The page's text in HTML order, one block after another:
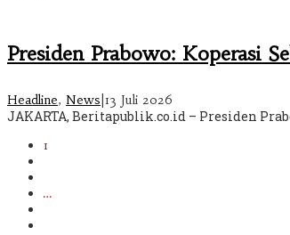
Presiden Prabowo: Koperasi
Headline, News 13 Juli 2026
JAKARTA, Beritapublik.co.id – Presiden
1
…